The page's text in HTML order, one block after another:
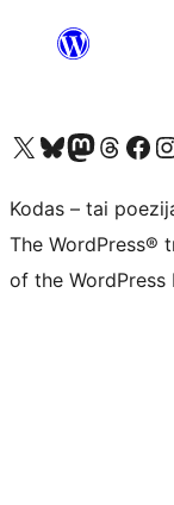
Visit our X (formerly Twitter) account
Apsilankykite mūsų Bluesky paskyroje
Visit our Mastodon account
Apsilankykite mūsų
Visit our
Kodas – tai
The WordPress®
of the WordPress